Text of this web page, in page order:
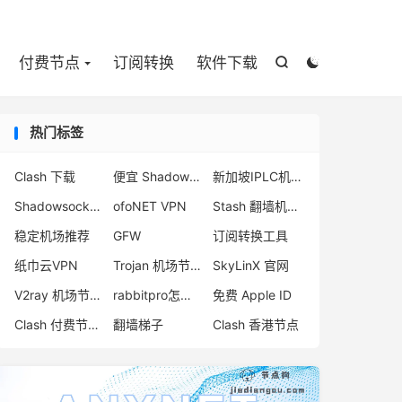


付费节点 订阅转换 软件下载
热门标签
Clash 下载 便宜 Shadowsocks 购买
新加坡IPLC机场
Shadowsocks Trojan 区别
ofoNET VPN
Stash 翻墙机场推荐
稳定机场推荐
GFW
订阅转换工具
纸巾云VPN
Trojan 机场节点购买
SkyLinX 官网
V2ray 机场节点购买
rabbitpro怎么样
免费 Apple ID
Clash 付费节点购买
翻墙梯子 Clash 香港节点